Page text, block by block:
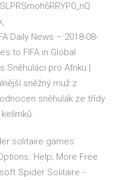
Daily News – 2018-08-
to FIFA in Global
Sněhuláci pro Afriku |
sněžný muž z
sněhulák ze třídy
solitaire games
Help; More Free
Spider Solitaire -